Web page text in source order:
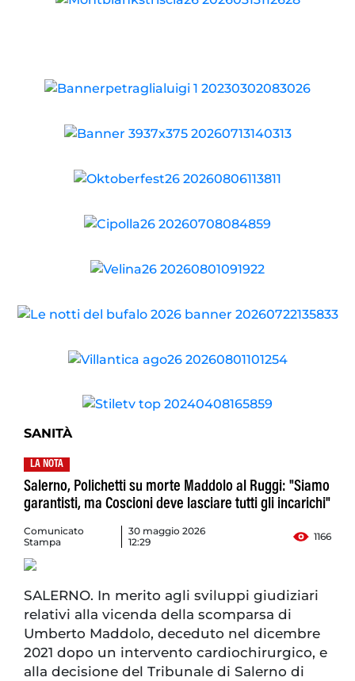
SANITÀ
LA NOTA
Salerno, Polichetti su morte Maddolo al Ruggi: "Siamo
garantisti, ma Coscioni deve lasciare tutti gli incarichi"
Comunicato
Stampa
30 maggio 2026
12:29
1166
SALERNO. In merito agli sviluppi giudiziari
relativi alla vicenda della scomparsa di
Umberto Maddolo, deceduto nel dicembre
2021 dopo un intervento cardiochirurgico, e
alla decisione del Tribunale di Salerno di